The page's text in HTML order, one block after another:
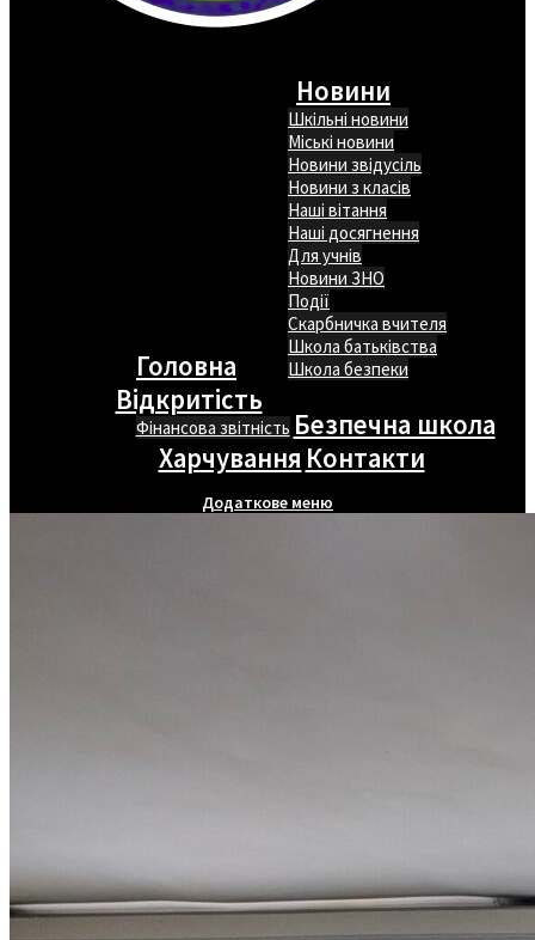
Головна
Новини
Шкільні новини
Міські новини
Новини звідусіль
Новини з класів
Наші вітання
Наші досягнення
Для учнів
Новини ЗНО
Події
Скарбничка вчителя
Школа батьківства
Школа безпеки
Відкритість
Фінансова звітність Безпечна школа
Харчування Контакти
Додаткове меню